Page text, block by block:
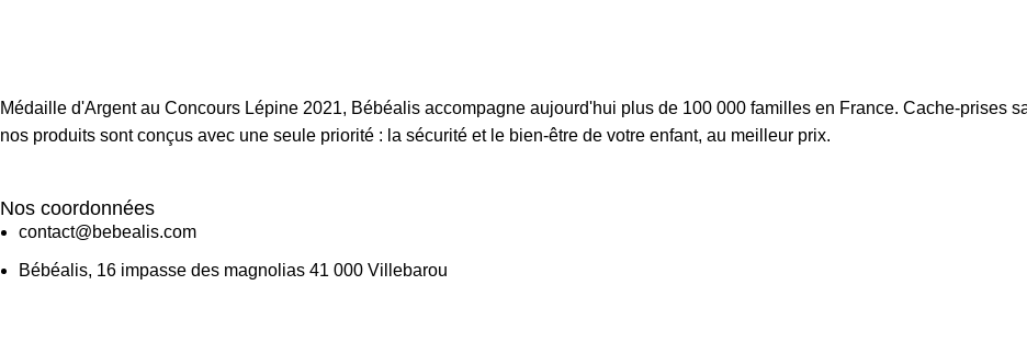
Médaille d'Argent au Concours Lépine 2021, Bébéalis accompagne aujourd'hui plus de 100 000 familles en France. Cache-prises
nos produits sont conçus avec une seule priorité : la sécurité et le bien-être de votre enfant, au meilleur prix.
Nos coordonnées
contact@bebealis.com
Bébéalis, 16 impasse des magnolias 41 000 Villebarou